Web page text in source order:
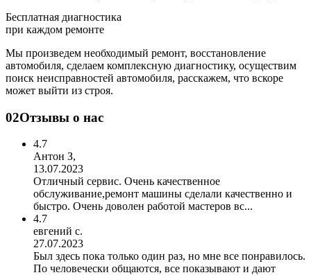
Бесплатная диагностика
при каждом ремонте
Мы произведем необходимый ремонт, восстановление
автомобиля, сделаем комплексную диагностику, осуществим
поиск неисправностей автомобиля, расскажем, что вскоре
может выйти из строя.
02Отзывы о нас
4.7
Антон З,
13.07.2023
Отличный сервис. Очень качественное
обслуживание,ремонт машины сделали качественно и
быстро. Очень доволен работой мастеров вс...
4.7
евгений с.
27.07.2023
Был здесь пока только один раз, но мне все понравилось.
По человечески общаются, все показывают и дают